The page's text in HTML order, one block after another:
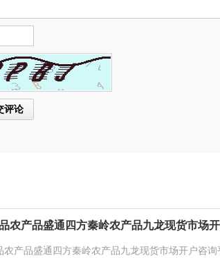
农产品盛通四方秦岭农产品九龙现货市场
农产品盛通四方秦岭农产品九龙现货市场开户咨